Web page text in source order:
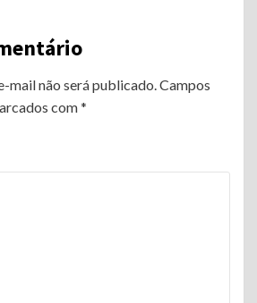
mail não será publicado. Campos
com*